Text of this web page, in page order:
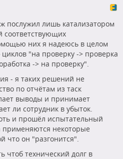
послужил лишь катализатором
соответствующих
них я надеюсь в целом
циклов "на проверку -> проверка
-> на проверку".
- я таких решений не
по отчётам из таск
выводы и принимает
ли сотрудник в убыток.
и прошёл испытательный
применяются некоторые
что он "разгонится".
чтоб технический долг в